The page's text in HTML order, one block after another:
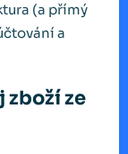
(a přímý
a
zboží ze